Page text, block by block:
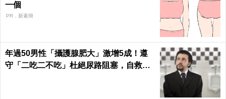
一個
PR．新素簡
年過50男性「攝護腺肥大」激增5成！遵
守「二吃二不吃」杜絕尿路阻塞，自救下